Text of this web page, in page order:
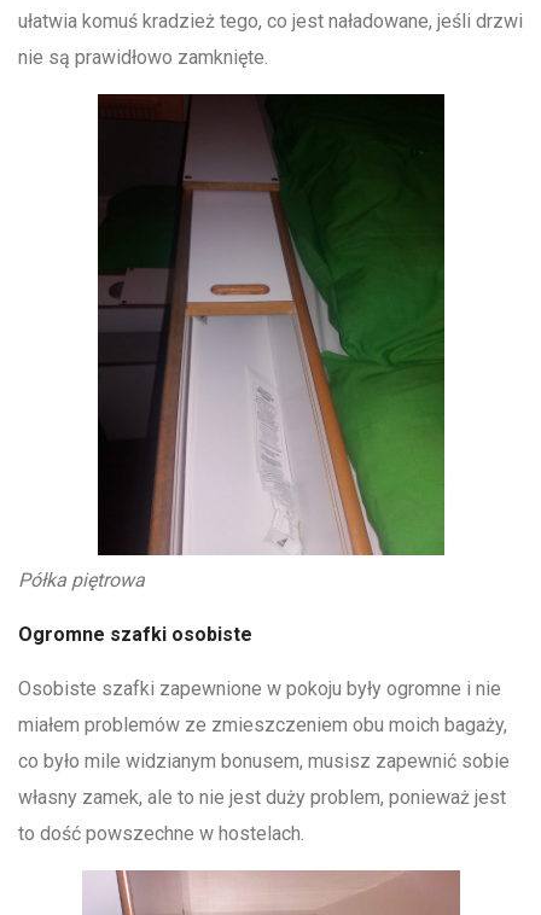
ułatwia komuś kradzież tego, co jest naładowane, jeśli drzwi
nie są prawidłowo zamknięte.
Półka piętrowa
Ogromne szafki osobiste
Osobiste szafki zapewnione w pokoju były ogromne i nie
miałem problemów ze zmieszczeniem obu moich bagaży,
co było mile widzianym bonusem, musisz zapewnić sobie
własny zamek, ale to nie jest duży problem, ponieważ jest
to dość powszechne w hostelach.